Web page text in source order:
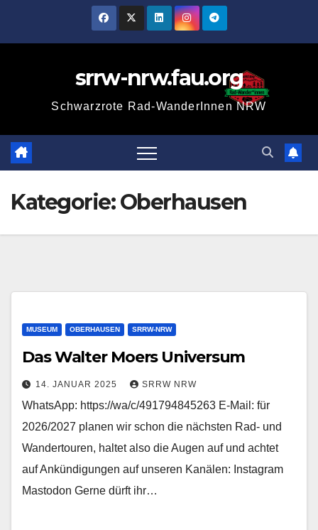
srrw-nrw.fau.org
Schwarzrote Rad-WanderInnen NRW
Kategorie:Oberhausen
MUSEUM OBERHAUSEN SRRW-NRW
Das Walter Moers Universum
14. JANUAR 2025 SRRW NRW
WhatsApp: https://wa/c/491794845263 E-Mail: für
2026/2027 planen wir schon die nächsten Rad- und
Wandertouren, haltet also die Augen auf und achtet
auf Ankündigungen auf unseren Kanälen: Instagram
Mastodon Gerne dürft ihr…